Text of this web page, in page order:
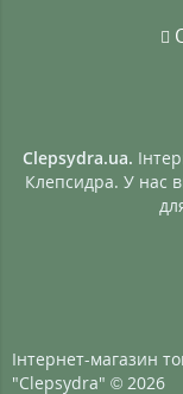
Clepsydra.ua.
Клепсидра. У нас
Інтернет-магазин
"Clepsydra" © 2026